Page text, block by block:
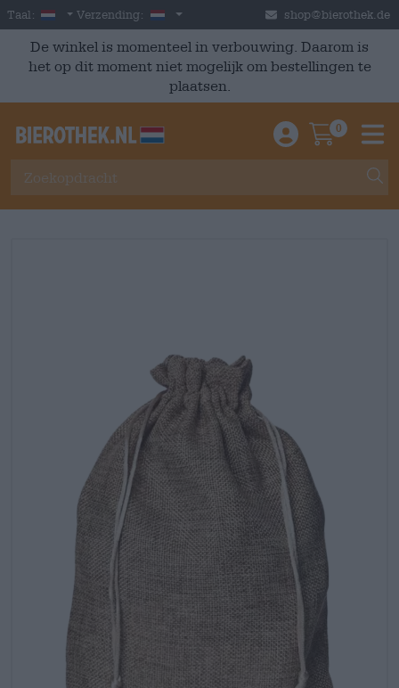
Skip to main content
Taal: Dutch
Verzending: Nederland shop@bierothek.de
De winkel is momenteel in verbouwing. Daarom is
het op dit moment niet mogelijk om bestellingen te
plaatsen.
Einloggen /
0